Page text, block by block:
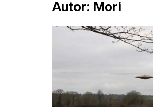
Pareidolia
Religião
Teorias
Autor: Mori